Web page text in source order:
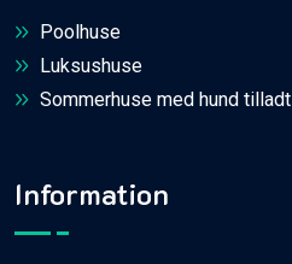
Poolhuse
Luksushuse
Sommerhuse med hund tilladt
Information